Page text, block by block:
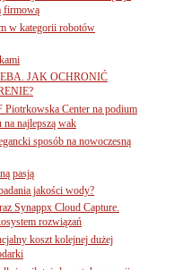
firmową
w kategorii robotów
JAK OCHRONIĆ
Center na podium
najlepszą wak
sposób na nowoczesną
pasją
jakości wody?
Synappx Cloud Capture.
rozwiązań
koszt kolejnej dużej